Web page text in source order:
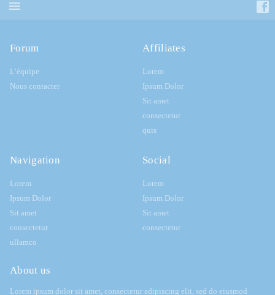
Forum
L’équipe
Nous contacter
Affiliates
Lorem
Ipsum Dolor
Sit amet
consectetur
quis
Navigation
Lorem
Ipsum Dolor
Sit amet
consectetur
ullamco
Social
Lorem
Ipsum Dolor
Sit amet
consectetur
About us
Lorem ipsum dolor sit amet, consectetur adipiscing elit, sed do eiusmod